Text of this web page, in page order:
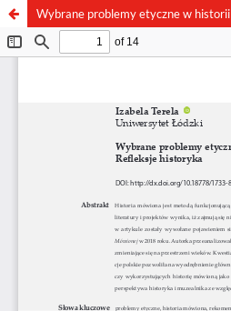
Wybrane problemy etyczne w